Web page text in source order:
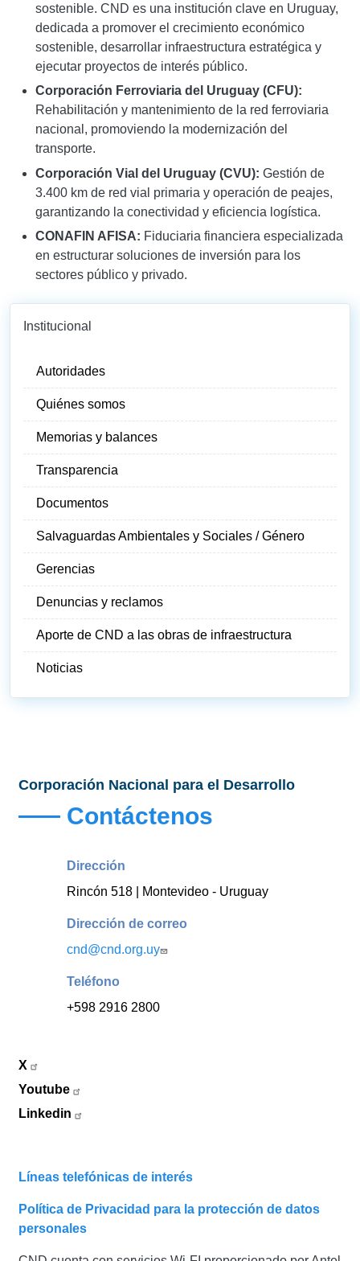
sostenible. CND es una institución clave en Uruguay,
dedicada a promover el crecimiento económico
sostenible, desarrollar infraestructura estratégica y
ejecutar proyectos de interés público.
Corporación Ferroviaria del Uruguay (CFU):
Rehabilitación y mantenimiento de la red ferroviaria
nacional, promoviendo la modernización del
transporte.
Corporación Vial del Uruguay (CVU): Gestión de
3.400 km de red vial primaria y operación de peajes,
garantizando la conectividad y eficiencia logística.
CONAFIN AFISA: Fiduciaria financiera especializada
en estructurar soluciones de inversión para los
sectores público y privado.
Institucional
Autoridades
Quiénes somos
Memorias y balances
Transparencia
Documentos
Salvaguardas Ambientales y Sociales / Género
Gerencias
Denuncias y reclamos
Aporte de CND a las obras de infraestructura
Noticias
Corporación Nacional para el Desarrollo
Contáctenos
Dirección
Rincón 518 | Montevideo - Uruguay
Dirección de correo
cnd@cnd.org.uy
Teléfono
+598 2916 2800
X
Youtube
Linkedin
Líneas telefónicas de interés
Política de Privacidad para la protección de datos
personales